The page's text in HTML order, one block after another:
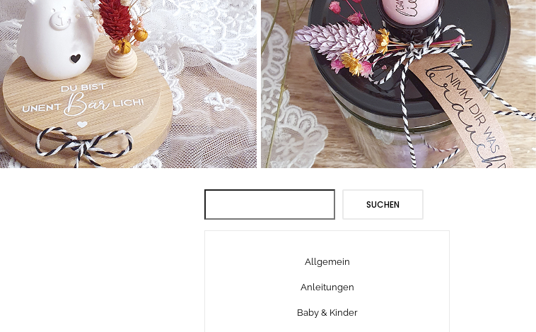
SUCHEN
Allgemein
Anleitungen
Baby & Kinder